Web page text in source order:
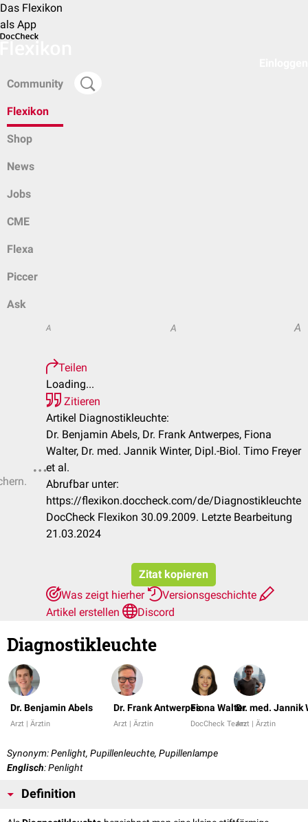
Das Flexikon
als App
Community
Flexikon
Shop
News
Jobs
CME
Flexa
Piccer
Ask
A A A
Teilen
Loading...
Zitieren
Artikel Diagnostikleuchte:
Dr. Benjamin Abels, Dr. Frank Antwerpes, Fiona
Walter, Dr. med. Jannik Winter, Dipl.-Biol. Timo Freyer
et al.
Abrufbar unter:
https://flexikon.doccheck.com/de/Diagnostikleuchte
DocCheck Flexikon 30.09.2009. Letzte Bearbeitung
21.03.2024
Zitat kopieren
Was zeigt hierher
Versionsgeschichte
Artikel erstellen
Discord
Diagnostikleuchte
Dr. Benjamin Abels
Arzt | Ärztin
Dr. Frank Antwerpes
Arzt | Ärztin
Fiona Walter
DocCheck Team
Dr. med. Jannik
Arzt | Ärztin
Synonym: Penlight, Pupillenleuchte, Pupillenlampe
Englisch: Penlight
Definition